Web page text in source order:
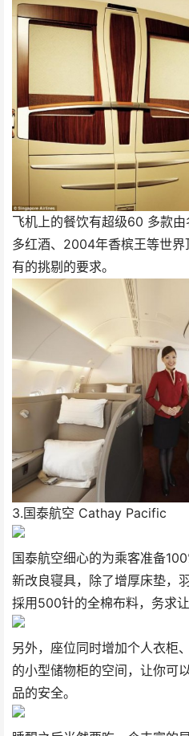
飞机上的餐饮有超级60 多款
多红酒、2004年香槟王等世
有的挑剔的要求。
3.国泰航空 Cathay Pacific
国泰航空细心的为乘客准备
新改良寝具，除了增厚床垫，
採用500针的全棉布料，务求
另外，座位同时增加个人衣柜
的小型储物柜的空间，让你可
品的安全。